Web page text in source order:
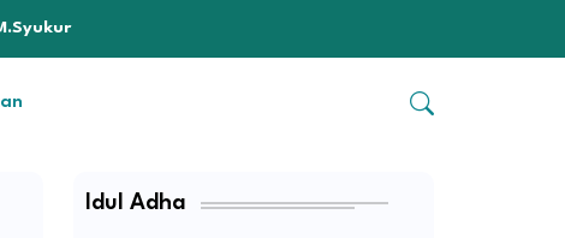
Idul Adha